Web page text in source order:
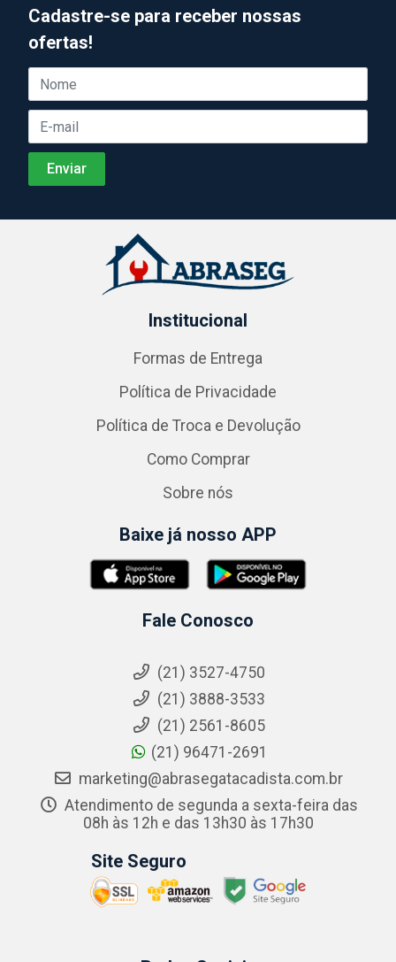
Cadastre-se para receber nossas
ofertas!
Institucional
Formas de Entrega
Política de Privacidade
Política de Troca e Devolução
Como Comprar
Sobre nós
Baixe já nosso APP
Fale Conosco
(21) 3527-4750
(21) 3888-3533
(21) 2561-8605
(21) 96471-2691
marketing@abrasegatacadista.com.br
Atendimento de segunda a sexta-feira das
08h às 12h e das 13h30 às 17h30
Site Seguro